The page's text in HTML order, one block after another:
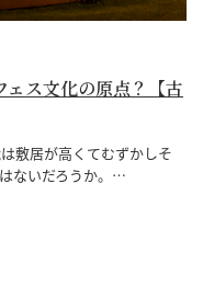
ス文化の原点？【古
敷居が高くてむずかしそ
ないだろうか。…